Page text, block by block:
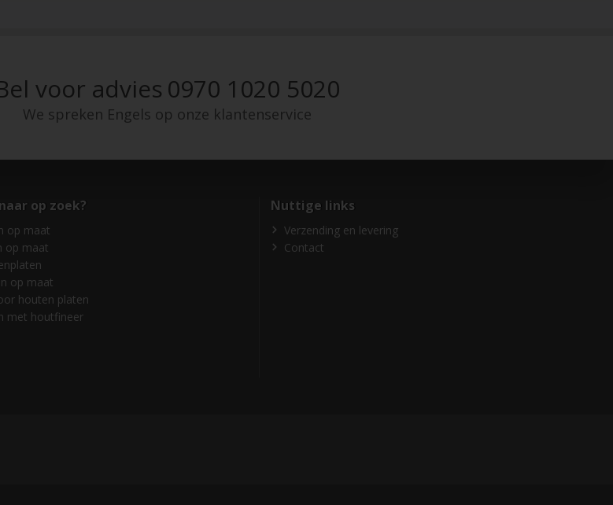
voor advies 0970 1020 5020
We spreken Engels op onze klantenservice
op zoek?
op maat
op maat
op maat
houten platen
met houtfineer
Nuttige links
Verzending en levering
Contact